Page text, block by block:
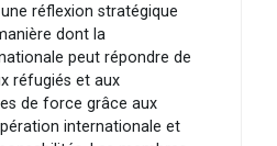
réflexion stratégique
dont la
peut répondre de
réfugiés et aux
de force grâce aux
internationale et